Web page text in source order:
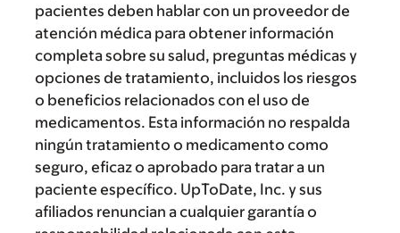
pacientes deben hablar con un proveedor de
atención médica para obtener información
completa sobre su salud, preguntas médicas y
opciones de tratamiento, incluidos los riesgos
o beneficios relacionados con el uso de
medicamentos. Esta información no respalda
ningún tratamiento o medicamento como
seguro, eficaz o aprobado para tratar a un
paciente específico. UpToDate, Inc. y sus
afiliados renuncian a cualquier garantía o